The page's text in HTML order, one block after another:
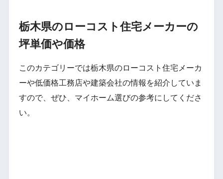
栃木県のローコスト住宅メーカーの
坪単価や価格
このカテゴリーでは栃木県のローコスト住宅メーカ
ーや低価格工務店や建築会社の情報を紹介していま
すので、ぜひ、マイホーム選びの参考にしてくださ
い。